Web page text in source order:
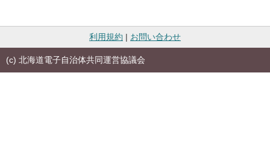
利用規約 | お問い合わせ
(c) 北海道電子自治体共同運営協議会